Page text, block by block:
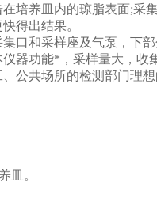
养皿内的琼脂表面;采
得出结果。
和采样座及气泵，下部
器功能*，采样量大，
公共场所的检测部门理想
皿。